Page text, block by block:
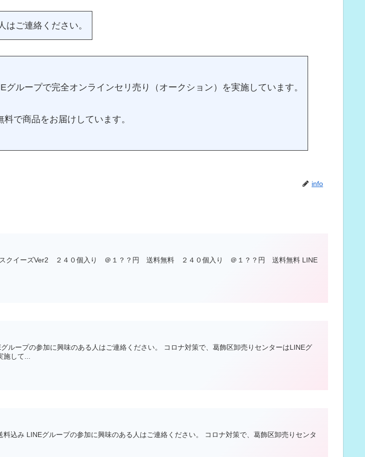
ご連絡ください。
ループで完全オンラインセリ売り（オークション）を実施しています。
で商品をお届けしています。
info
スクイーズVer2 ２４０個入り ＠１？？円 送料無料 ２４０個入り ＠１？？円 送料無料 LINE
ープの参加に興味のある人はご連絡ください。 コロナ対策で、葛飾区卸売りセンターはLINEグ
して...
グループの参加に興味のある人はご連絡ください。 コロナ対策で、葛飾区卸売りセンタ